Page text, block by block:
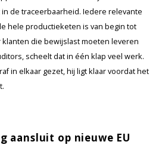
de traceerbaarheid. Iedere relevante
hele productieketen is van begin tot
die bewijslast moeten leveren
scheelt dat in één klap veel werk.
in elkaar gezet, hij ligt klaar voordat het
aansluit op nieuwe EU